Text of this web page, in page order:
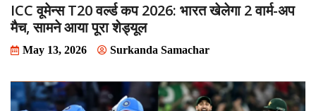
ICC वूमेन्स T20 वर्ल्ड कप 2026: भारत खेलेगा 2 वार्म-अप
मैच, सामने आया पूरा शेड्यूल
May 13, 2026 Surkanda Samachar